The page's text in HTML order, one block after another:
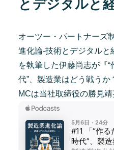
とデジタルと
オーツー・パートナーズ
進化論-技術とデジタルと
を執筆した伊藤尚志が『
代”、製造業はどう戦うか
MCは当社取締役の勝見靖